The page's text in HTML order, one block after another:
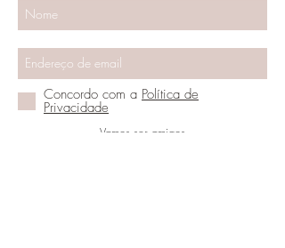
Concordo com a Política de
Privacidade
Vamos ser amigos